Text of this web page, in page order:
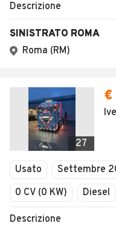
Descrizione
SINISTRATO ROMA
Roma (RM)
27
€
Usato Settembre
0 CV (0 KW)
Diesel
Descrizione